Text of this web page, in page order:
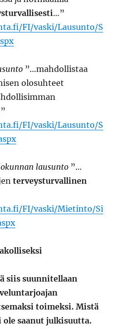
…”
FI/vaski/Lausunto/S
”…mahdollistaa
olosuhteet
FI/vaski/Lausunto/S
lausunto ”…
terveysturvallinen
FI/vaski/Mietinto/Si
siis suunnitellaan
toimeksi. Mistä
ole saanut julkisuutta.